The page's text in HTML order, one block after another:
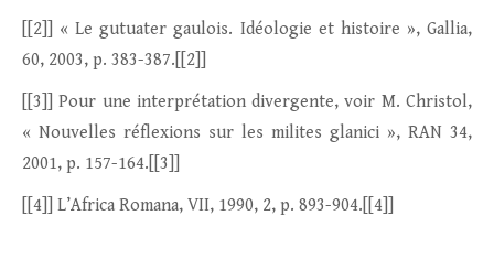
[[2]] « Le gutuater gaulois. Idéologie et histoire », Gallia,
60, 2003, p. 383-387.[[2]]
[[3]] Pour une interprétation divergente, voir M. Christol,
« Nouvelles réflexions sur les milites glanici », RAN 34,
2001, p. 157-164.[[3]]
[[4]] L’Africa Romana, VII, 1990, 2, p. 893-904.[[4]]